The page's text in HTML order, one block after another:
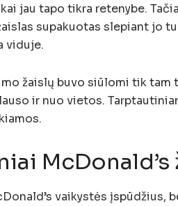
jau tapo tikra retenybe.
supakuotas slepiant jo
viduje.
žaislų buvo siūlomi tik tam
ir nuo vietos.
McDonald’s
vaikystės įspūdžius,